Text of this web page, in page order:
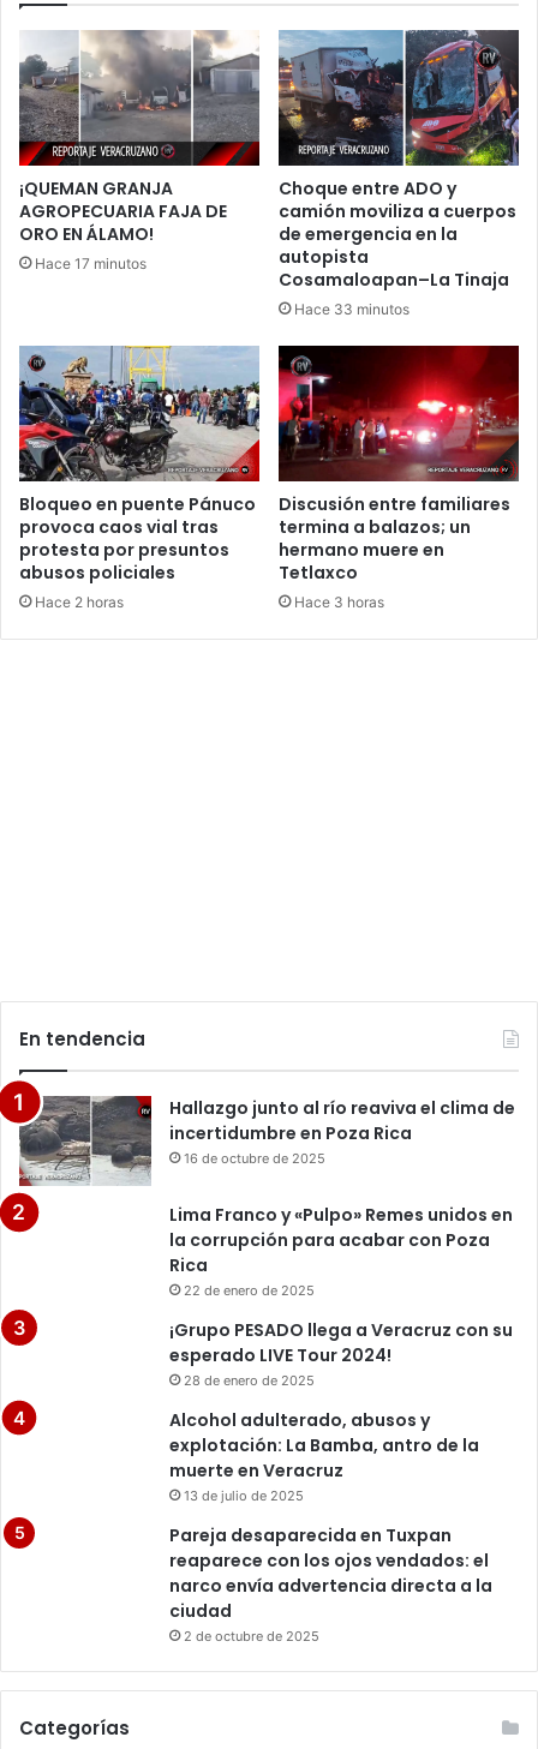
¡QUEMAN GRANJA
AGROPECUARIA FAJA DE
ORO EN ÁLAMO!
Hace 17 minutos
Choque entre ADO y
camión moviliza a cuerpos
de emergencia en la
autopista
Cosamaloapan–La Tinaja
Hace 33 minutos
Bloqueo en puente Pánuco
provoca caos vial tras
protesta por presuntos
abusos policiales
Hace 2 horas
Discusión entre familiares
termina a balazos; un
hermano muere en
Tetlaxco
Hace 3 horas
En tendencia
Hallazgo junto al río reaviva el clima de
incertidumbre en Poza Rica
16 de octubre de 2025
Lima Franco y «Pulpo» Remes unidos en
la corrupción para acabar con Poza
Rica
22 de enero de 2025
¡Grupo PESADO llega a Veracruz con su
esperado LIVE Tour 2024!
28 de enero de 2025
Alcohol adulterado, abusos y
explotación: La Bamba, antro de la
muerte en Veracruz
13 de julio de 2025
Pareja desaparecida en Tuxpan
reaparece con los ojos vendados: el
narco envía advertencia directa a la
ciudad
2 de octubre de 2025
Categorías